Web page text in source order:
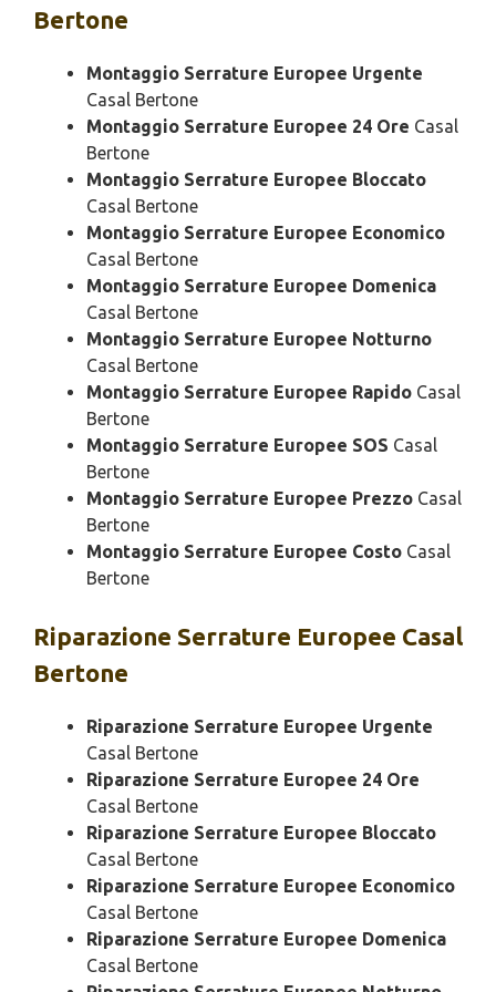
Bertone
Montaggio Serrature Europee Urgente
Casal Bertone
Montaggio Serrature Europee 24 Ore Casal
Bertone
Montaggio Serrature Europee Bloccato
Casal Bertone
Montaggio Serrature Europee Economico
Casal Bertone
Montaggio Serrature Europee Domenica
Casal Bertone
Montaggio Serrature Europee Notturno
Casal Bertone
Montaggio Serrature Europee Rapido Casal
Bertone
Montaggio Serrature Europee SOS Casal
Bertone
Montaggio Serrature Europee Prezzo Casal
Bertone
Montaggio Serrature Europee Costo Casal
Bertone
Riparazione Serrature Europee Casal
Bertone
Riparazione Serrature Europee Urgente
Casal Bertone
Riparazione Serrature Europee 24 Ore
Casal Bertone
Riparazione Serrature Europee Bloccato
Casal Bertone
Riparazione Serrature Europee Economico
Casal Bertone
Riparazione Serrature Europee Domenica
Casal Bertone